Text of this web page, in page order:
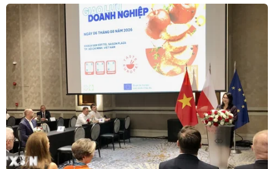
kết nối” lan tỏa tinh thần giao lưu
văn hóa
04/07/2026 23:37
Bản quyền âm nhạc ở quán càphê,
nhà hàng: Xây dựng văn hóa tôn
trọng sáng tạo
04/07/2026 01:00